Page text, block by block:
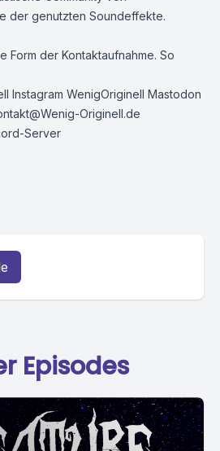
der genutzten Soundeffekte.
Form der Kontaktaufnahme. So
Instagram WenigOriginell Mastodon
Originell.de
Server
Episodes